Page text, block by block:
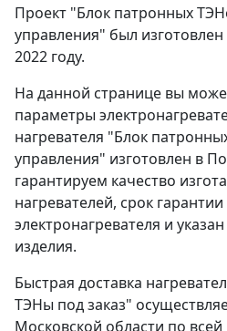
Проект "Блок патронных
управления" был
2022 году.
На данной странице вы
параметры
нагревателя "Блок
управления" изготовлен в
гарантируем качество
нагревателей, срок
электронагревателя и
изделия.
Быстрая доставка
ТЭНы под заказ"
Московской области по всей